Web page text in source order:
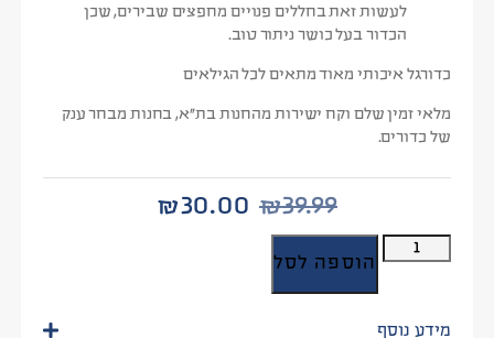
לעשות זאת בחללים פנויים מחפצים שבירים, שכן
הכדור בעל כושר ניתור טוב.
כדורגל איכותי מאוד מתאים לכל הגילאים
מלאי זמין שלם וקח ישירות מהחנות בת”א, בחנות מבחר ענק
של כדורים.
₪39.99
₪30.00
הוספה לסל
מידע נוסף